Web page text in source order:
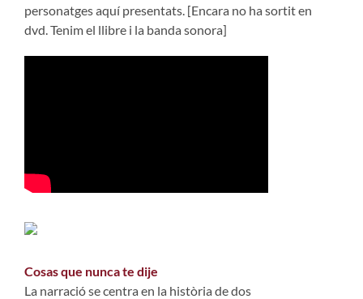
personatges aquí presentats. [Encara no ha sortit en
dvd. Tenim el llibre i la banda sonora]
Cosas que nunca te dije
La narració se centra en la història de dos